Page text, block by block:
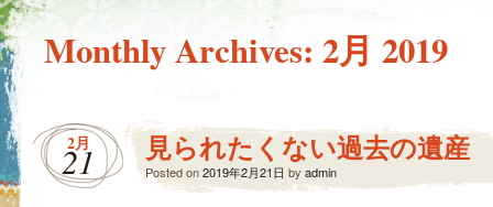
Monthly Archives: 2月 2019
2月
21 見られたくない過去の遺産
Posted on2019年2月21日 by admin